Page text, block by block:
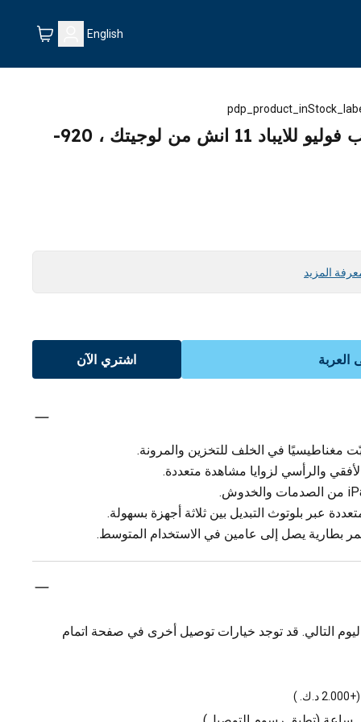
English
كيبورد و غطاء حماية فليب فوليو للايباد 11 انش من لوجيتك ، 920-
المزيد
اشتري الآن
مغناطيسيًا في الخلف للتخزين والمرونة.
والرأسي لزوايا مشاهدة متعددة.
عبر بلوتوث التبديل بين ثلاثة أجهزة بسهولة.
بطارية يصل إلى عامين في الاستخدام المتوسط.
التالي. قد توجد خيارات توصيل أخرى في صفحة اتمام
(+2.000 د.ك. )